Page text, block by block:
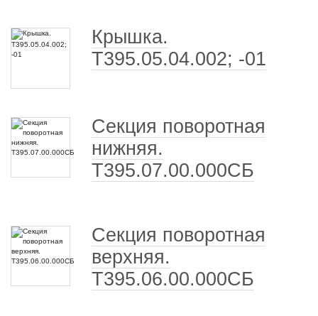
Крышка.
Т395.05.04.002; -01
Секция поворотная
нижняя.
Т395.07.00.000СБ
Секция поворотная
верхняя.
Т395.06.00.000СБ